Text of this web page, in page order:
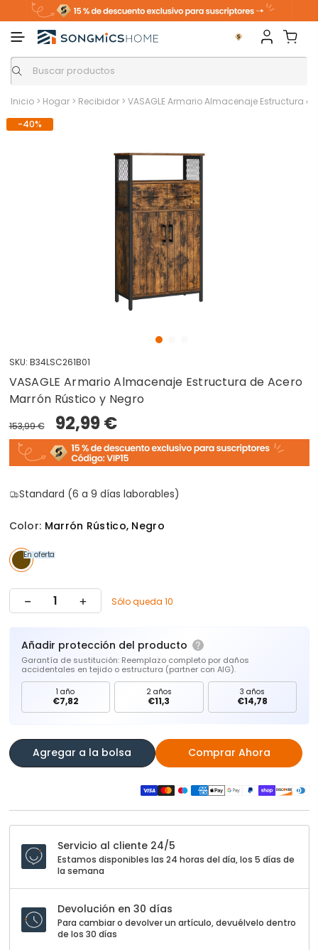
Inicio > Hogar > Recibidor > VASAGLE Armario Almacenaje Estructura
-40%
SKU: B34LSC261B01
VASAGLE Armario Almacenaje Estructura de Acero
Marrón Rústico y Negro
153,99 € 92,99 €
Standard (6 a 9 días laborables)
Color: Marrón Rústico, Negro
En oferta
Sólo queda 10
Añadir protección del producto
Garantía de sustitución: Reemplazo completo por daños
accidentales en tejido o estructura (partner con AIG).
1 año
€7,82
2 años
€11,3
3 años
€14,78
Agregar a la bolsa Comprar Ahora
Servicio al cliente 24/5
Estamos disponibles las 24 horas del día, los 5 días de
la semana
Devolución en 30 días
Para cambiar o devolver un artículo, devuélvelo dentro
de los 30 días